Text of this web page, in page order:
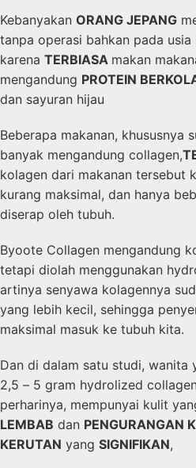
Kebanyakan ORANG JEPANG
tanpa operasi bahkan pada usia
karena TERBIASA makan
mengandung PROTEIN
dan sayuran hijau
Beberapa makanan, khususnya
banyak mengandung collagen,
kolagen dari makanan tersebut
kurang maksimal, dan hanya
diserap oleh tubuh.
Byoote Collagen mengandung
tetapi diolah menggunakan
artinya senyawa kolagennya
yang lebih kecil, sehingga
maksimal masuk ke tubuh kita.
Dan di dalam satu studi, wanita
2,5 – 5 gram hydrolized
perharinya, mempunyai kulit
LEMBAB dan PENGURANGAN
KERUTAN yang SIGNIFIKAN,